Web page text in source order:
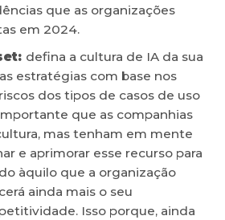
que as organizações
em 2024.
defina a cultura de IA da sua
estratégias com base nos
dos tipos de casos de uso
que as companhias
mas tenham em mente
e aprimorar esse recurso para
àquilo que a organização
ainda mais o seu
Isso porque, ainda